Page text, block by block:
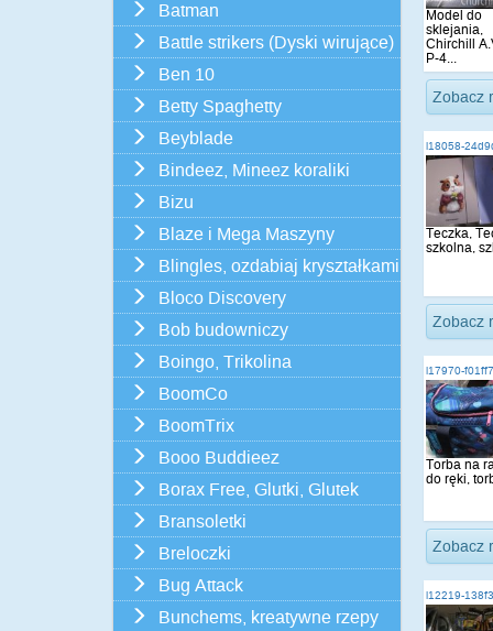
Batman
Battle strikers (Dyski wirujące)
Ben 10
Betty Spaghetty
Beyblade
Bindeez, Mineez koraliki
Bizu
Blaze i Mega Maszyny
Blingles, ozdabiaj kryształkami
Bloco Discovery
Bob budowniczy
Boingo, Trikolina
BoomCo
BoomTrix
Booo Buddieez
Borax Free, Glutki, Glutek
Bransoletki
Breloczki
Bug Attack
Bunchems, kreatywne rzepy
Model do
sklejania,
Chirchill
P-4...
Zobacz
i18058-
Teczka,
szkolna,
Zobacz
i17970-
Torba na
do ręki,
Zobacz
i12219-